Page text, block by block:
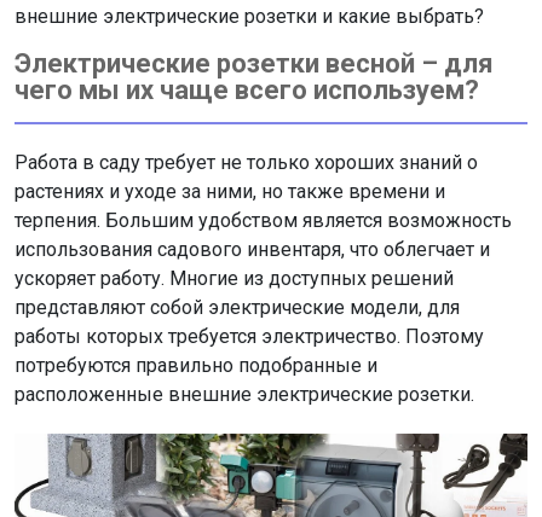
внешние электрические розетки и какие выбрать?
Электрические розетки весной – для
чего мы их чаще всего используем?
Работа в саду требует не только хороших знаний о
растениях и уходе за ними, но также времени и
терпения. Большим удобством является возможность
использования садового инвентаря, что облегчает и
ускоряет работу. Многие из доступных решений
представляют собой электрические модели, для
работы которых требуется электричество. Поэтому
потребуются правильно подобранные и
расположенные внешние электрические розетки.